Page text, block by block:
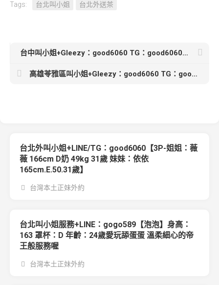
Tags: 台北叫小姐 台北外送茶
台中叫小姐+Gleezy：good6060 TG：good6060【靜怡】158-C-44kg-19歲
高雄苓雅區叫小姐+Gleezy：good6060 TG：good6060【可曼-3000】162cm 48 D 32歲敏感 騎乘 口技一流
台北外叫小姐+LINE/TG：good6060【3P-姐姐：薇
薇 166cm D奶 49kg 31歲 妹妹：依依
165cm.E.50.31歲】
台灣本土正妹外約
台北叫小姐服務+LINE：gogo589【泡泡】身高：
163 罩杯：D 年齡：24歲愛玩舔蛋蛋 溫柔細心的帝
王般服務喔
台灣本土正妹外約